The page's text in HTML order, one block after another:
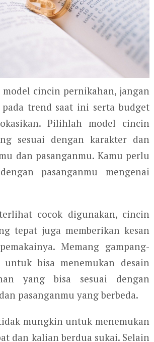
cincin pernikahan, jangan
trend saat ini serta budget
Pilihlah model cincin
sesuai dengan karakter dan
dan pasanganmu. Kamu perlu
pasanganmu mengenai
cocok digunakan, cincin
tepat juga memberikan kesan
Memang gampang-
bisa menemukan desain
yang bisa sesuai dengan
pasanganmu yang berbeda.
mungkin untuk menemukan
dan kalian berdua sukai. Selain